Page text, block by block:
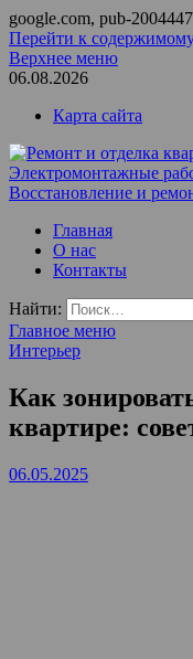
google.com, pub-
Перейти к
Верхнее меню
06.08.2026
Карта сайта
Ремонт и отделка
Электромонтажные
Восстановление и
ООО Домус — ремонт
вентиляции, монтаж
Главная
О нас
Контакты
Найти:
Главное меню
Интерьер
Как
квартире:
06.05.2025